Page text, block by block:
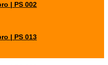
| PS 002
| PS 013